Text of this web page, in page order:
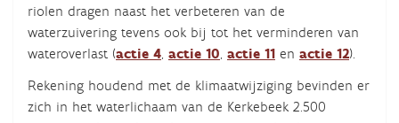
riolen dragen naast het verbeteren van de
waterzuivering tevens ook bij tot het verminderen van
wateroverlast (actie 4, actie 10, actie 11 en actie 12).
Rekening houdend met de klimaatwijziging bevinden er
zich in het waterlichaam van de Kerkebeek 2.500